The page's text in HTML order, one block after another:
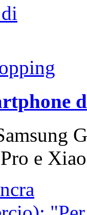
Pro e